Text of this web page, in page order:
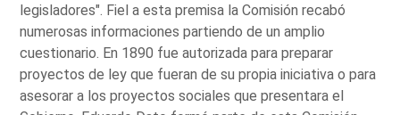
legisladores". Fiel a esta premisa la Comisión recabó
numerosas informaciones partiendo de un amplio
cuestionario. En 1890 fue autorizada para preparar
proyectos de ley que fueran de su propia iniciativa o para
asesorar a los proyectos sociales que presentara el